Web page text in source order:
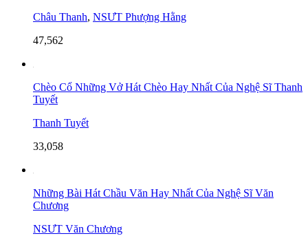
Châu Thanh, NSƯT Phượng Hằng
47,562
Chèo Cổ Những Vở Hát Chèo Hay Nhất Của Nghệ Sĩ Thanh
Tuyết
Thanh Tuyết
33,058
Những Bài Hát Chầu Văn Hay Nhất Của Nghệ Sĩ Văn
Chương
NSƯT Văn Chương